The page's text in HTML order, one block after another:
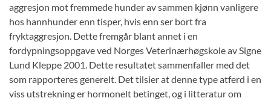
aggresjon mot fremmede hunder av sammen kjønn vanligere
hos hannhunder enn tisper, hvis enn ser bort fra
fryktaggresjon. Dette fremgår blant annet i en
fordypningsoppgave ved Norges Veterinærhøgskole av Signe
Lund Kleppe 2001. Dette resultatet sammenfaller med det
som rapporteres generelt. Det tilsier at denne type atferd i en
viss utstrekning er hormonelt betinget, og i litteratur om